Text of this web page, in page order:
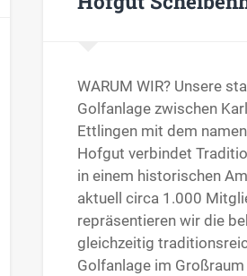
WARUM WIR? Unsere
Golfanlage zwischen
Ettlingen mit dem
Hofgut verbindet
in einem historischen
aktuell circa 1.000
repräsentieren wir die
gleichzeitig
Golfanlage im Großraum